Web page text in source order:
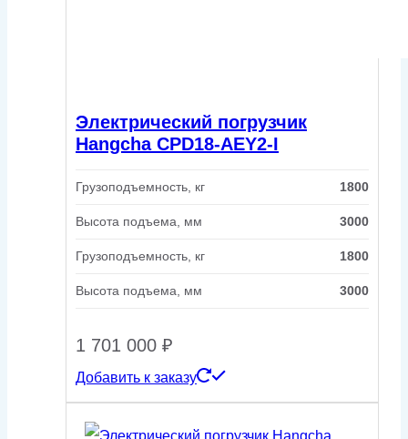
Электрический погрузчик
Hangcha CPD18-AEY2-I
Грузоподъемность, кг 1800
Высота подъема, мм 3000
Грузоподъемность, кг 1800
Высота подъема, мм 3000
1 701 000 ₽
Добавить к заказу